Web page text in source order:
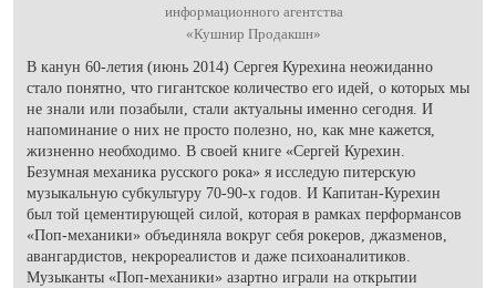
информационного агентства
«Кушнир Продакшн»
В канун 60-летия (июнь 2014) Сергея Курехина неожиданно
стало понятно, что гигантское количество его идей, о которых мы
не знали или позабыли, стали актуальны именно сегодня. И
напоминание о них не просто полезно, но, как мне кажется,
жизненно необходимо. В своей книге «Сергей Курехин.
Безумная механика русского рока» я исследую питерскую
музыкальную субкультуру 70-90-х годов. И Капитан-Курехин
был той цементирующей силой, которая в рамках перформансов
«Поп-механики» объединяла вокруг себя рокеров, джазменов,
авангардистов, некрореалистов и даже психоаналитиков.
Музыканты «Поп-механики» азартно играли на открытии